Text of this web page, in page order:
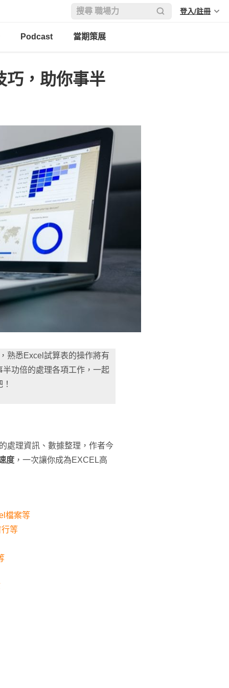
登入/註冊
Podcast 當期策展
巧，助你事半
熟悉Excel試算表的操作將有
功倍的處理各項工作，一起
處理資訊、數據整理，作者今
度 ，一次讓你成為EXCEL高
檔案等
等